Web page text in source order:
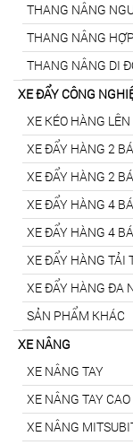
THANG NÂNG
THANG NÂNG
THANG NÂNG DI
XE ĐẨY CÔNG
XE KÉO HÀNG
XE ĐẨY HÀNG 2
XE ĐẨY HÀNG 2
XE ĐẨY HÀNG 4
XE ĐẨY HÀNG 4
XE ĐẨY HÀNG TẢI
XE ĐẨY HÀNG ĐA
SẢN PHẨM KHÁC
XE NÂNG
XE NÂNG TAY
XE NÂNG TAY CAO
XE NÂNG